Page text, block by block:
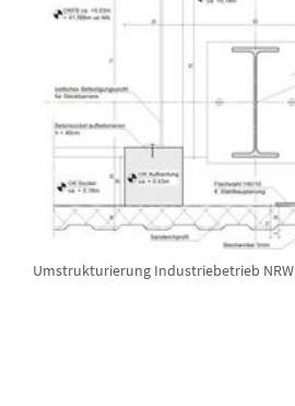
Umstrukturierung Industriebetrieb NRW